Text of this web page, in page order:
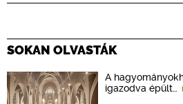
SOKAN OLVASTÁK
A
igazodva épült…